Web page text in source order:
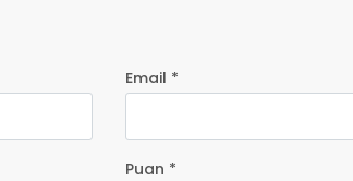
Email *
Puan *